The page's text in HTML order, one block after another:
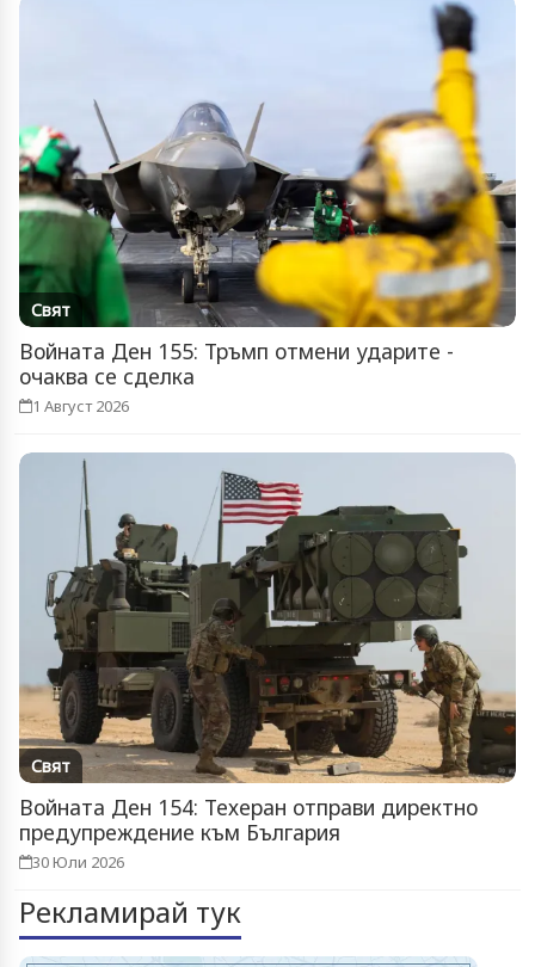
Свят
Войната Ден 155: Тръмп отмени ударите -
очаква се сделка
1 Август 2026
Свят
Войната Ден 154: Техеран отправи директно
предупреждение към България
30 Юли 2026
Рекламирай тук